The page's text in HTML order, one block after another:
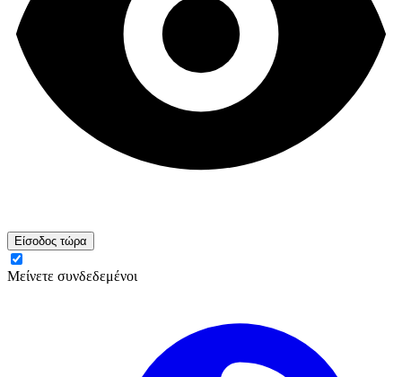
Είσοδος τώρα
Μείνετε συνδεδεμένοι